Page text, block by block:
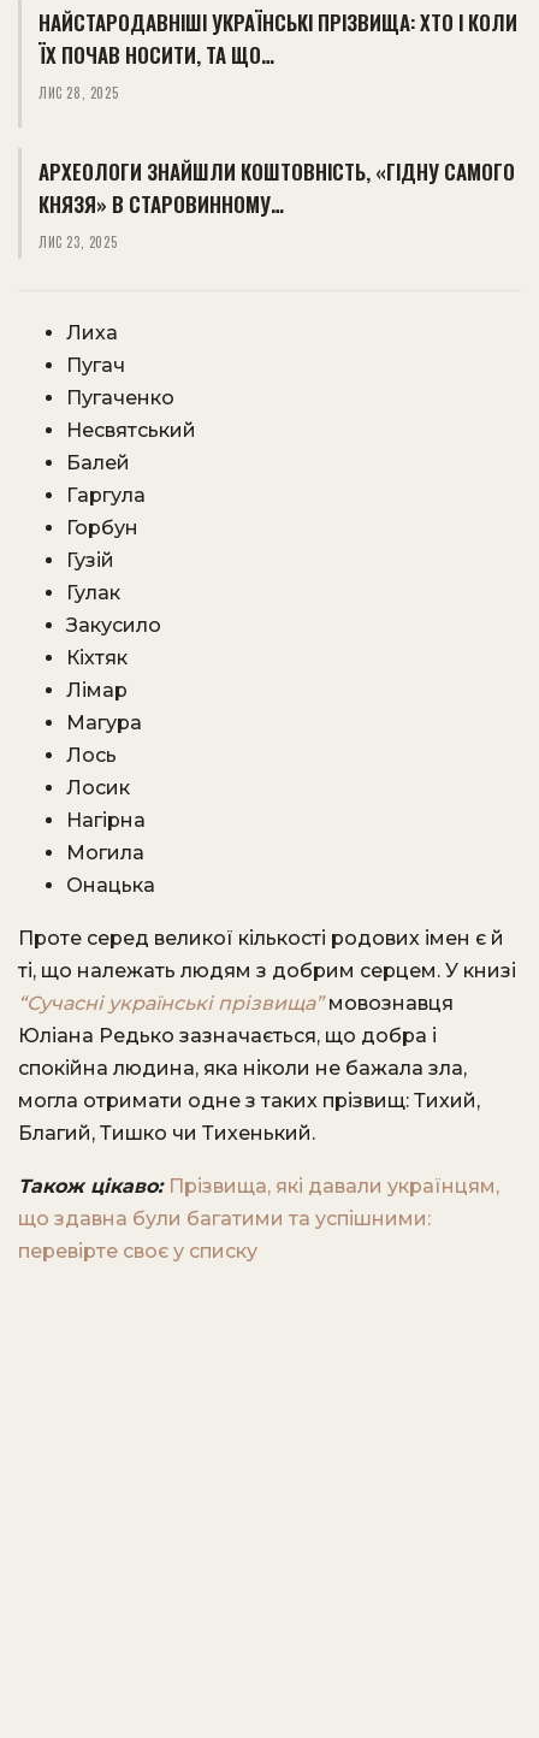
НАЙСТАРОДАВНІШІ УКРАЇНСЬКІ ПРІЗВИЩА: ХТО І КОЛИ
ЇХ ПОЧАВ НОСИТИ, ТА ЩО…
ЛИС 28, 2025
АРХЕОЛОГИ ЗНАЙШЛИ КОШТОВНІСТЬ, «ГІДНУ САМОГО
КНЯЗЯ» В СТАРОВИННОМУ…
ЛИС 23, 2025
Лиха
Пугач
Пугаченко
Несвятський
Балей
Гаргула
Горбун
Гузій
Гулак
Закусило
Кіхтяк
Лімар
Магура
Лось
Лосик
Нагірна
Могила
Онацька
Проте серед великої кількості родових імен є й
ті, що належать людям з добрим серцем. У книзі
“Сучасні українські прізвища” мовознавця
Юліана Редько зазначається, що добра і
спокійна людина, яка ніколи не бажала зла,
могла отримати одне з таких прізвищ: Тихий,
Благий, Тишко чи Тихенький.
Також цікаво: Прізвища, які давали українцям,
що здавна були багатими та успішними:
перевірте своє у списку